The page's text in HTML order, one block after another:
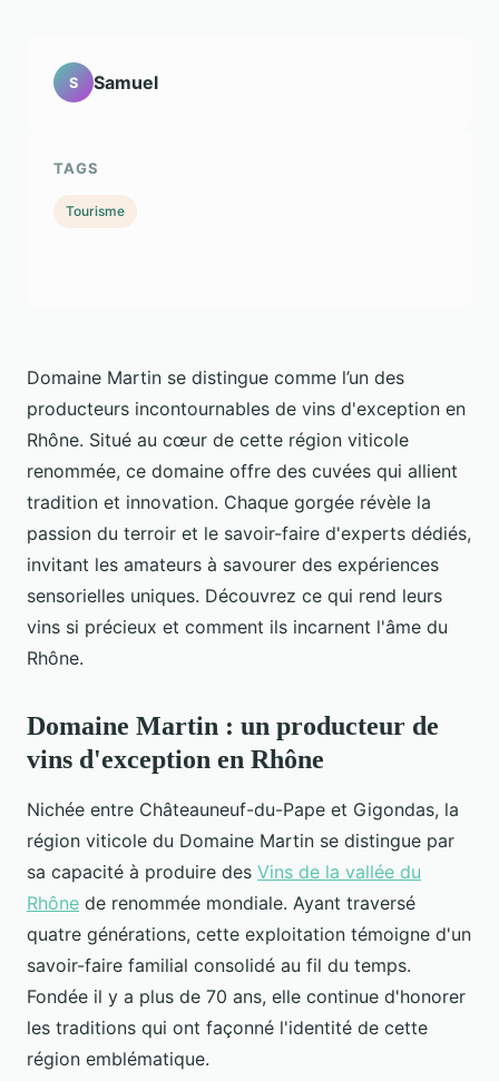
Domaine Martin se distingue comme l’un des
producteurs incontournables de vins d'exception en
Rhône. Situé au cœur de cette région viticole
renommée, ce domaine offre des cuvées qui allient
tradition et innovation. Chaque gorgée révèle la
passion du terroir et le savoir-faire d'experts dédiés,
invitant les amateurs à savourer des expériences
sensorielles uniques. Découvrez ce qui rend leurs
vins si précieux et comment ils incarnent l'âme du
Rhône.
Domaine Martin : un producteur de
vins d'exception en Rhône
Nichée entre Châteauneuf-du-Pape et Gigondas, la
région viticole du Domaine Martin se distingue par
sa capacité à produire des Vins de la vallée du
Rhône de renommée mondiale. Ayant traversé
quatre générations, cette exploitation témoigne d'un
savoir-faire familial consolidé au fil du temps.
Fondée il y a plus de 70 ans, elle continue d'honorer
les traditions qui ont façonné l'identité de cette
région emblématique.
S Samuel
TAGS
Tourisme